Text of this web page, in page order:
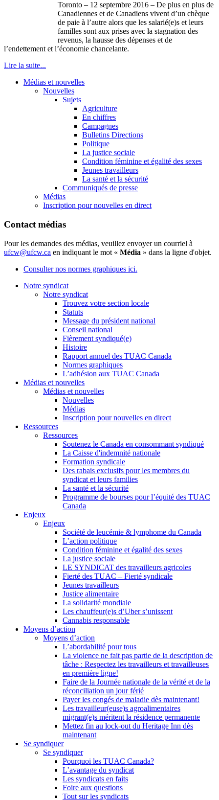
Toronto – 12 septembre 2016 – De plus en plus de
Canadiennes et de Canadiens vivent d’un chèque
de paie à l’autre alors que les salarié(e)s et leurs
familles sont aux prises avec la stagnation des
revenus, la hausse des dépenses et de
l’endettement et l’économie chancelante.
Lire la suite...
Médias et nouvelles
Nouvelles
Sujets
Agriculture
En chiffres
Campagnes
Bulletins Directions
Politique
La justice sociale
Condition féminine et égalité des sexes
Jeunes travailleurs
La santé et la sécurité
Communiqués de presse
Médias
Inscription pour nouvelles en direct
Contact médias
Pour les demandes des médias, veuillez envoyer un courriel à
ufcw@ufcw.ca en indiquant le mot « Média » dans la ligne d'objet.
Consulter nos normes graphiques ici.
Notre syndicat
Notre syndicat
Trouvez votre section locale
Statuts
Message du président national
Conseil national
Fièrement syndiqué(e)
Histoire
Rapport annuel des TUAC Canada
Normes graphiques
L’adhésion aux TUAC Canada
Médias et nouvelles
Médias et nouvelles
Nouvelles
Médias
Inscription pour nouvelles en direct
Ressources
Ressources
Soutenez le Canada en consommant syndiqué
La Caisse d'indemnité nationale
Formation syndicale
Des rabais exclusifs pour les membres du
syndicat et leurs families
La santé et la sécurité
Programme de bourses pour l’équité des TUAC
Canada
Enjeux
Enjeux
Société de leucémie & lymphome du Canada
L’action politique
Condition féminine et égalité des sexes
La justice sociale
LE SYNDICAT des travailleurs agricoles
Fierté des TUAC – Fierté syndicale
Jeunes travailleurs
Justice alimentaire
La solidarité mondiale
Les chauffeur(e)s d’Uber s’unissent
Cannabis responsable
Moyens d’action
Moyens d’action
L’abordabilité pour tous
La violence ne fait pas partie de la description de
tâche : Respectez les travailleurs et travailleuses
en première ligne!
Faire de la Journée nationale de la vérité et de la
réconciliation un jour férié
Payer les congés de maladie dès maintenant!
Les travailleur(euse)s agroalimentaires
migrant(e)s méritent la résidence permanente
Mettez fin au lock-out du Heritage Inn dès
maintenant
Se syndiquer
Se syndiquer
Pourquoi les TUAC Canada?
L’avantage du syndicat
Les syndicats en faits
Foire aux questions
Tout sur les syndicats